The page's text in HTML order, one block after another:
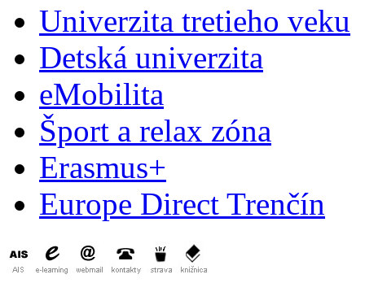
Univerzita tretieho veku
Detská univerzita
eMobilita
Šport a relax zóna
Erasmus+
Europe Direct Trenčín